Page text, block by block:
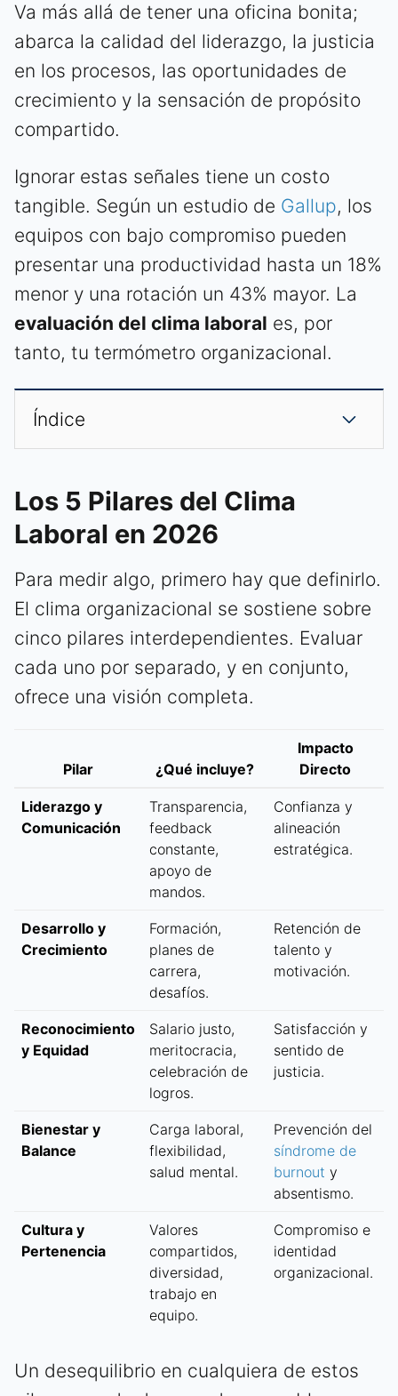
Va más allá de tener una oficina bonita;
abarca la calidad del liderazgo, la justicia
en los procesos, las oportunidades de
crecimiento y la sensación de propósito
compartido.
Ignorar estas señales tiene un costo
tangible. Según un estudio de Gallup, los
equipos con bajo compromiso pueden
presentar una productividad hasta un 18%
menor y una rotación un 43% mayor. La
evaluación del clima laboral es, por
tanto, tu termómetro organizacional.
Índice
Los 5 Pilares del Clima
Laboral en 2026
Para medir algo, primero hay que definirlo.
El clima organizacional se sostiene sobre
cinco pilares interdependientes. Evaluar
cada uno por separado, y en conjunto,
ofrece una visión completa.
Pilar ¿Qué incluye?
Impacto
Directo
Liderazgo y
Comunicación
Transparencia,
feedback
constante,
apoyo de
mandos.
Confianza y
alineación
estratégica.
Desarrollo y
Crecimiento
Formación,
planes de
carrera,
desafíos.
Retención de
talento y
motivación.
Reconocimiento
y Equidad
Salario justo,
meritocracia,
celebración de
logros.
Satisfacción y
sentido de
justicia.
Bienestar y
Balance
Carga laboral,
flexibilidad,
salud mental.
Prevención del
síndrome de
burnout y
absentismo.
Cultura y
Pertenencia
Valores
compartidos,
diversidad,
trabajo en
equipo.
Compromiso e
identidad
organizacional.
Un desequilibrio en cualquiera de estos